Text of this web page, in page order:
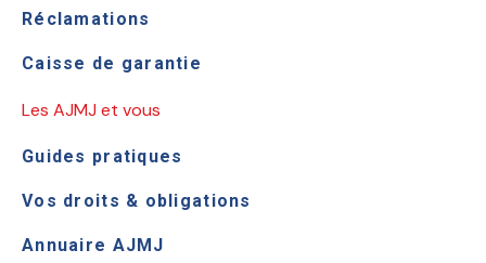
Réclamations
Caisse de garantie
Les AJMJ et vous
Guides pratiques
Vos droits & obligations
Annuaire AJMJ